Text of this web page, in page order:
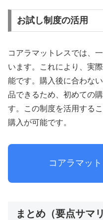
お試し制度の活用
コアラマットレスでは、
います。これにより、実
能です。購入後に合わな
品できるため、初めての
す。この制度を活用する
購入が可能です。
コアラマッ
まとめ（要点サマ